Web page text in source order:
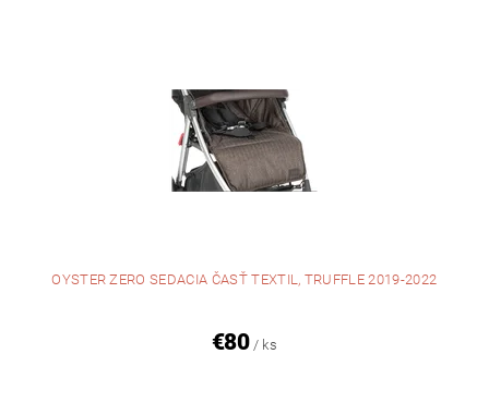
OYSTER ZERO SEDACIA ČASŤ TEXTIL, TRUFFLE 2019-2022
€80 / ks